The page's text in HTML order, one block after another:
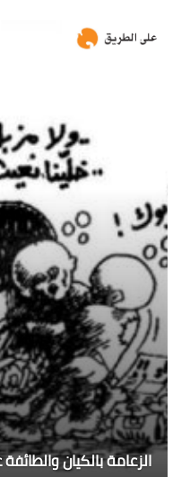
الزعامة بالكيان